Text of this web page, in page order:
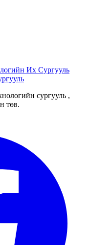
Их Сургууль
сургууль ,
төв.